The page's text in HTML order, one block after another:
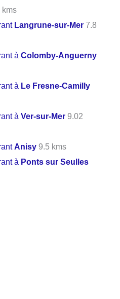
kms
Langrune-sur-Mer 7.8
àColomby-Anguerny
à Le Fresne-Camilly
àVer-sur-Mer 9.02
Anisy 9.5 kms
à Ponts sur Seulles